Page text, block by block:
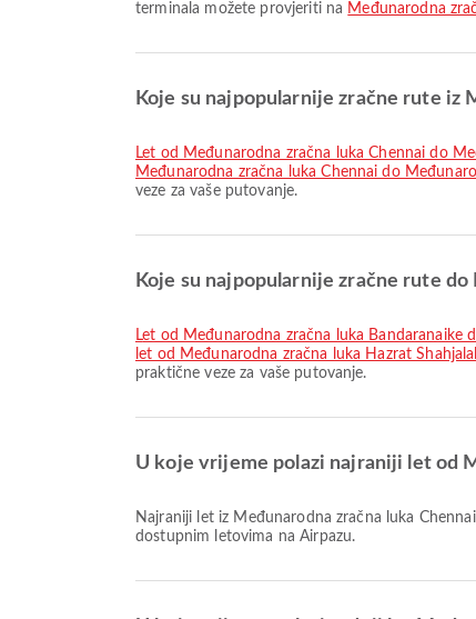
terminala možete provjeriti na Međunarodna
Koje su najpopularnije zračne rute iz
let od Međunarodna zračna luka Chennai do
Međunarodna zračna luka Chennai do
veze za vaše putovanje.
Koje su najpopularnije zračne rute
let od Međunarodna zračna luka Bandaranaike
let od Međunarodna zračna luka Hazrat
praktične veze za vaše putovanje.
U koje vrijeme polazi najraniji let od
Najraniji let iz Međunarodna zračna luka Chennai za Međunarodna zračna luka Sharjah s Air Arabia polazi u 04:05. Ovaj red letenja možete pronaći i usporediti s drugim
dostupnim letovima na Airpazu.